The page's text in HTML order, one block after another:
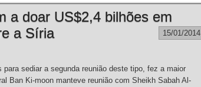
a doar US$2,4 bilhões em
a Síria
15/01/2014
sediar a segunda reunião deste tipo, fez a maior
Ban Ki-moon manteve reunião com Sheikh Sabah Al-